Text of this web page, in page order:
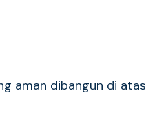
aman dibangun di